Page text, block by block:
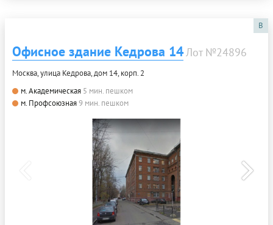
B
Офисное здание Кедрова 14Лот №24896
Москва, улица Кедрова, дом 14, корп. 2
м. Академическая 5 мин. пешком
м. Профсоюзная9 мин. пешком